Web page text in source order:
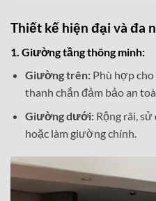
Thiết kế hiện đại và đa
1. Giường tầng thông minh:
Giường trên:Phù hợp cho
thanh chắn đảm bảo an
Giường dưới:Rộng rãi,
hoặc làm giường chính.